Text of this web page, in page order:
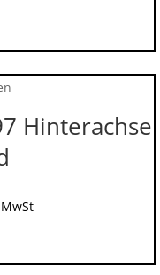
Hinterachse